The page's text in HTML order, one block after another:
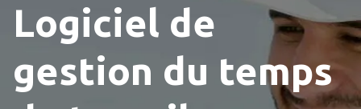
Logiciel de
gestion du temps